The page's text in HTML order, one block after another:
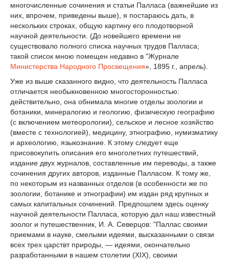
многочисленные сочинения и статьи Палласа (важнейшие из
них, впрочем, приведены выше), я постараюсь дать, в
нескольких строках, общую картину его плодотворной
научной деятельности. (До новейшего времени не
существовало полного списка научных трудов Палласа;
такой список мною помещен недавно в "Журнале
Министерства Народного Просвещения», 1895 г., апрель).
Уже из выше сказанного видно, что деятельность Палласа
отличается необыкновенною многосторонностью:
действительно, она обнимала многие отделы зоологии и
ботаники, минералогию и геологию, физическую географию
(с включением метеорологии), сельское и лесное хозяйство
(вместе с технологией), медицину, этнографию, нумизматику
и археологию, языкознание. К этому следует еще
присовокупить описания его многолетних путешествий,
издание двух журналов, составленные им переводы, а также
сочинения других авторов, изданные Палласом. К тому же,
по некоторым из названных отделов (в особенности же по
зоологии, ботанике и этнографии) им издан ряд крупных и
самых капитальных сочинений. Предпошлем здесь оценку
научной деятельности Палласа, которую дал наш известный
зоолог и путешественник, И. А. Северцов: "Паллас своими
приемами в науке, смелыми идеями, высказанными о связи
всех трех царствт природы, — идеями, окончательно
разработанными в нашем столетии (XIX), своими